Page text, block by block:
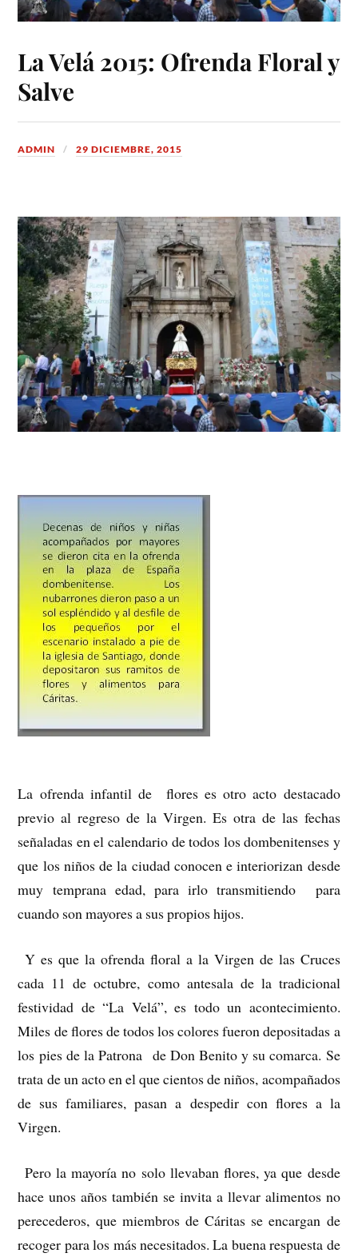
La Velá 2015: Ofrenda Floral y
Salve
ADMIN 29 DICIEMBRE, 2015
La ofrenda infantil de flores es otro acto destacado
previo al regreso de la Virgen. Es otra de las fechas
señaladas en el calendario de todos los dombenitenses y
que los niños de la ciudad conocen e interiorizan desde
muy temprana edad, para irlo transmitiendo para
cuando son mayores a sus propios hijos.
Y es que la ofrenda floral a la Virgen de las Cruces
cada 11 de octubre, como antesala de la tradicional
festividad de “La Velá”, es todo un acontecimiento.
Miles de flores de todos los colores fueron depositadas a
los pies de la Patrona de Don Benito y su comarca. Se
trata de un acto en el que cientos de niños, acompañados
de sus familiares, pasan a despedir con flores a la
Virgen.
Pero la mayoría no solo llevaban flores, ya que desde
hace unos años también se invita a llevar alimentos no
perecederos, que miembros de Cáritas se encargan de
recoger para los más necesitados. La buena respuesta de